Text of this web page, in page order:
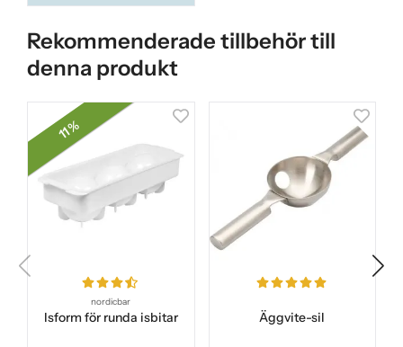
Rekommenderade tillbehör till
denna produkt
11 %
nordicbar
Isform för runda isbitar Äggvite-sil